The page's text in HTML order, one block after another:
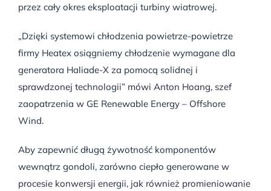
przez cały okres eksploatacji turbiny wiatrowej.
„Dzięki systemowi chłodzenia powietrze-powietrze
firmy Heatex osiągniemy chłodzenie wymagane dla
generatora Haliade-X za pomocą solidnej i
sprawdzonej technologii” mówi Anton Hoang, szef
zaopatrzenia w GE Renewable Energy – Offshore
Wind.
Aby zapewnić długą żywotność komponentów
wewnątrz gondoli, zarówno ciepło generowane w
procesie konwersji energii, jak również promieniowanie